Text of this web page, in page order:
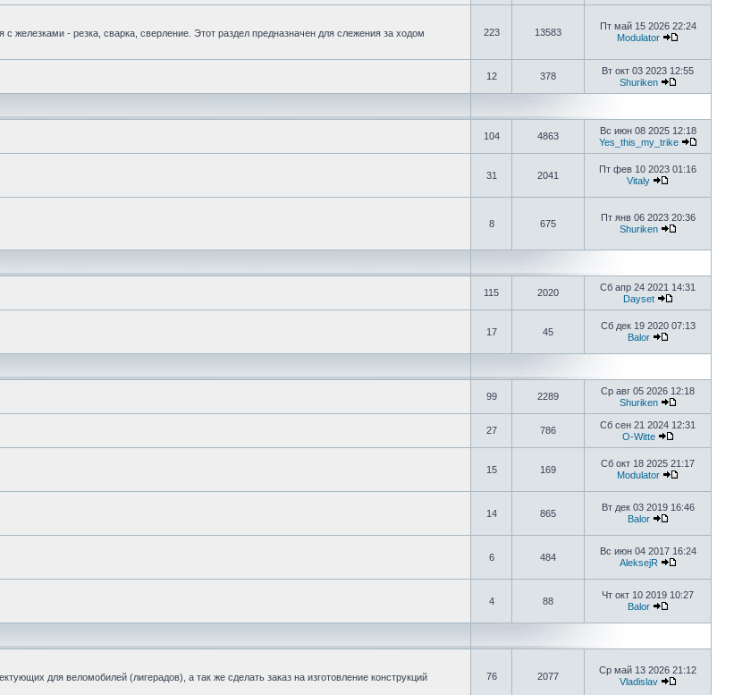
железками - резка, сварка, сверление. Этот раздел предназначен для слежения за ходом
223 13583
Пт май 15 2026 22:24
Modulator
12 378
Вт окт 03 2023 12:55
Shuriken
104 4863
Вс июн 08 2025 12:18
Yes_this_my_trike
31 2041
Пт фев 10 2023 01:16
Vitaly
8 675
Пт янв 06 2023 20:36
Shuriken
115 2020
Сб апр 24 2021 14:31
Dayset
17 45
Сб дек 19 2020 07:13
Balor
99 2289
Ср авг 05 2026 12:18
Shuriken
27 786
Сб сен 21 2024 12:31
O-Witte
15 169
Сб окт 18 2025 21:17
Modulator
14 865
Вт дек 03 2019 16:46
Balor
6 484
Вс июн 04 2017 16:24
AleksejR
4 88
Чт окт 10 2019 10:27
Balor
для веломобилей (лигерадов), а так же сделать заказ на изготовление конструкций
76 2077
Ср май 13 2026 21:12
Vladislav